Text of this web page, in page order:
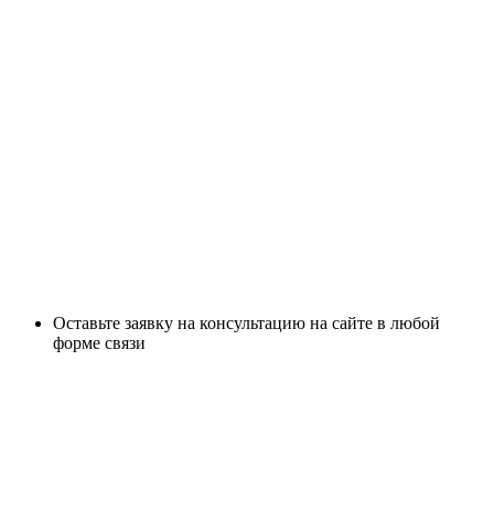
Оставьте заявку на консультацию на сайте в любой
форме связи